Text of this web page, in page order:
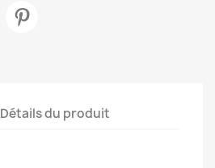
Détails du produit